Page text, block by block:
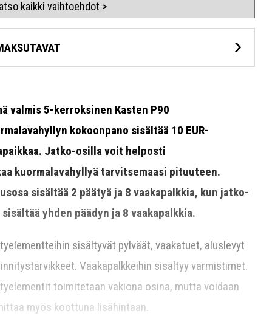
kaikki vaihtoehdot >
valmis 5-kerroksinen Kasten P90
kokoonpano sisältää 10 EUR-
Jatko-osilla voit helposti
kuormalavahyllyä tarvitsemaasi pituuteen.
sisältää 2 päätyä ja 8 vaakapalkkia, kun jatko-
sisältää yhden päädyn ja 8 vaakapalkkia.
sisältyvät pylväät, vaakatuet, aluslevyt
Vaakapalkkeihin sisältyy varmistimet.
toimitetaan vakiona osina, mutta voidaan
myös koottuna lisähintaan.